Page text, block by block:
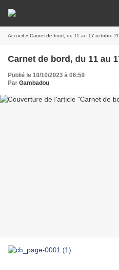
Accueil » Carnet de bord, du 11 au 17 octobre
Carnet de bord, du 11 au
Publié le 18/10/2023 à 06:59
Par Gambadou